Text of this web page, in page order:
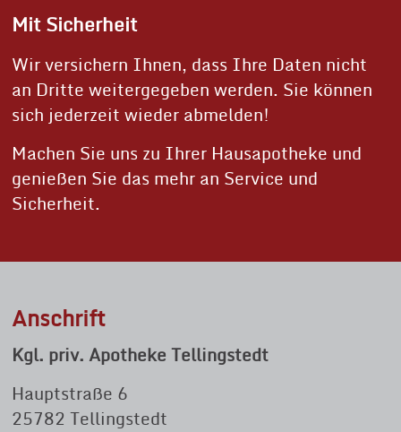
Mit Sicherheit
Wir versichern Ihnen, dass Ihre Daten nicht
an Dritte weitergegeben werden. Sie können
sich jederzeit wieder abmelden!
Machen Sie uns zu Ihrer Hausapotheke und
genießen Sie das mehr an Service und
Sicherheit.
Anschrift
Kgl. priv. Apotheke Tellingstedt
Hauptstraße 6
25782 Tellingstedt